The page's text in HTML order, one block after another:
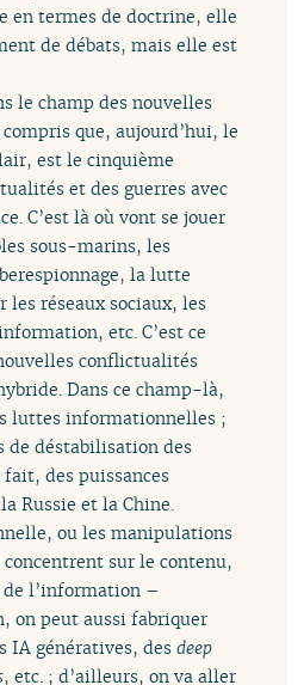
en termes de doctrine, elle
de débats, mais elle est
le champ des nouvelles
que, aujourd’hui, le
est le cinquième
et des guerres avec
C’est là où vont se jouer
sous-marins, les
la lutte
réseaux sociaux, les
etc. C’est ce
conflictualités
Dans ce champ-là,
luttes informationnelles ;
de déstabilisation des
des puissances
Russie et la Chine.
ou les manipulations
sur le contenu,
l’information –
on peut aussi fabriquer
IA génératives, desdeep
, etc. ; d’ailleurs, on va aller